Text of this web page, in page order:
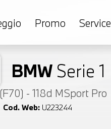
Promo Service
BMW Serie 1
- 118d MSport Pro
Cod. Web: U223244